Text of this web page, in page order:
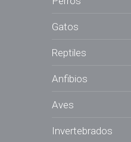
Gatos
Reptiles
Anfibios
Aves
Invertebrados